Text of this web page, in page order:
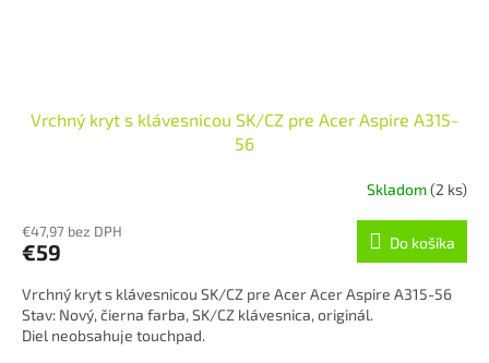
Vrchný kryt s klávesnicou SK/CZ pre Acer Aspire A315-
56
Skladom(2 ks)
€47,97 bez DPH
€59 Do košíka
Vrchný kryt s klávesnicou SK/CZ pre Acer Acer Aspire A315-56
Stav: Nový, čierna farba, SK/CZ klávesnica, originál.
Diel neobsahuje touchpad.